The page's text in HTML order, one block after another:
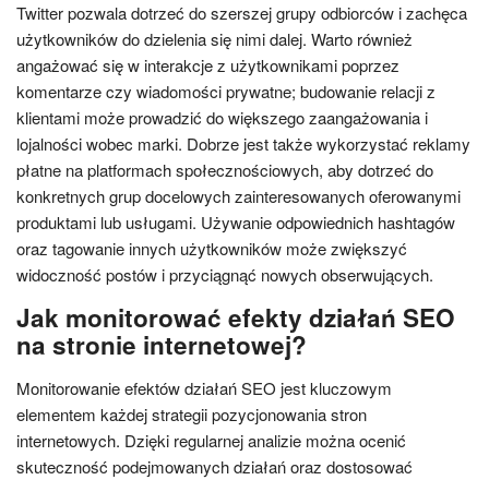
Twitter pozwala dotrzeć do szerszej grupy odbiorców i zachęca
użytkowników do dzielenia się nimi dalej. Warto również
angażować się w interakcje z użytkownikami poprzez
komentarze czy wiadomości prywatne; budowanie relacji z
klientami może prowadzić do większego zaangażowania i
lojalności wobec marki. Dobrze jest także wykorzystać reklamy
płatne na platformach społecznościowych, aby dotrzeć do
konkretnych grup docelowych zainteresowanych oferowanymi
produktami lub usługami. Używanie odpowiednich hashtagów
oraz tagowanie innych użytkowników może zwiększyć
widoczność postów i przyciągnąć nowych obserwujących.
Jak monitorować efekty działań SEO
na stronie internetowej?
Monitorowanie efektów działań SEO jest kluczowym
elementem każdej strategii pozycjonowania stron
internetowych. Dzięki regularnej analizie można ocenić
skuteczność podejmowanych działań oraz dostosować